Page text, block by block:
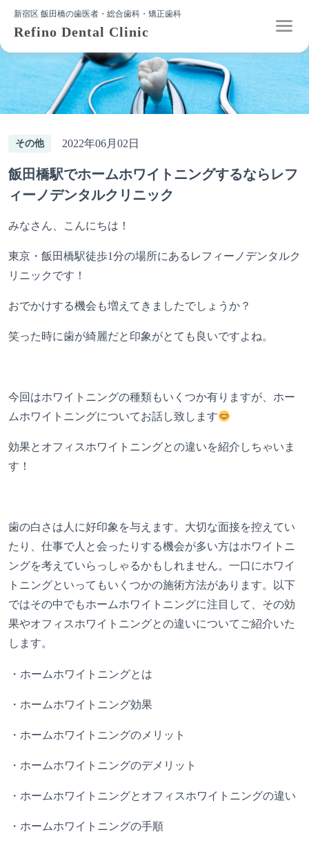
新宿区 飯田橋の歯医者・総合歯科・矯正歯科
Refino Dental Clinic
その他 2022年06月02日
飯田橋駅でホームホワイトニングするならレフ
ィーノデンタルクリニック
みなさん、こんにちは！
東京・飯田橋駅徒歩1分の場所にあるレフィーノデンタルク
リニックです！
おでかけする機会も増えてきましたでしょうか？
笑った時に歯が綺麗だと印象がとても良いですよね。
今回はホワイトニングの種類もいくつか有りますが、ホー
ムホワイトニングについてお話し致します
効果とオフィスホワイトニングとの違いを紹介しちゃいま
す！
歯の白さは人に好印象を与えます。大切な面接を控えてい
たり、仕事で人と会ったりする機会が多い方はホワイトニ
ングを考えていらっしゃるかもしれません。一口にホワイ
トニングといってもいくつかの施術方法があります。以下
ではその中でもホームホワイトニングに注目して、その効
果やオフィスホワイトニングとの違いについてご紹介いた
します。
・ホームホワイトニングとは
・ホームホワイトニング効果
・ホームホワイトニングのメリット
・ホームホワイトニングのデメリット
・ホームホワイトニングとオフィスホワイトニングの違い
・ホームホワイトニングの手順